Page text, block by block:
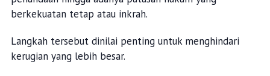
berkekuatan tetap atau inkrah.
Langkah tersebut dinilai penting untuk menghindari
kerugian yang lebih besar.